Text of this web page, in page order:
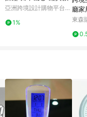
亞洲跨境設計購物平台
1%
廳家
藝創
東森